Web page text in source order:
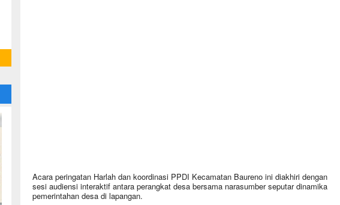
Acara peringatan Harlah dan koordinasi PPDI Kecamatan Baureno ini diakhiri dengan
sesi audiensi interaktif antara perangkat desa bersama narasumber seputar dinamika
pemerintahan desa di lapangan.